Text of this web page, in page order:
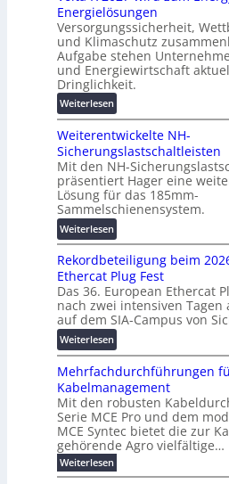
ö
s
u
n
g
e
n
u
n
d
d
i
g
i
t
a
l
e
T
r
a
n
s
p
a
r
e
n
z
s
c
h
i
n
e
n
b
a
u
:
F
o
r
s
h
u
n
g
s
f
r
d
e
r
u
n
g
Energielösungen
Versorgungssicherheit,
und Klimaschutz
Aufgabe stehen
und Energiewirtschaft
Dringlichkeit.
Weiterlesen:
V
o
l
t
a
-
X
2
0
2
7
w
i
r
d
z
u
m
E
n
e
r
g
Weiterentwickelte NH-
Sicherungslastschaltleisten
Mit den NH-
präsentiert Hager eine
Lösung für das 185mm-
Sammelschienensystem.
Weiterlesen:
W
e
i
t
e
r
e
n
t
w
i
c
k
e
l
Rekordbeteiligung beim
Ethercat Plug Fest
Das 36. European Ethercat
nach zwei intensiven Tagen
auf dem SIA-Campus von
Weiterlesen:
R
e
k
o
r
d
b
e
Mehrfachdurchführungen
Kabelmanagement
Mit den robusten
Serie MCE Pro und dem
MCE Syntec bietet die zur
gehörende Agro vielfältige…
Weiterlesen:
M